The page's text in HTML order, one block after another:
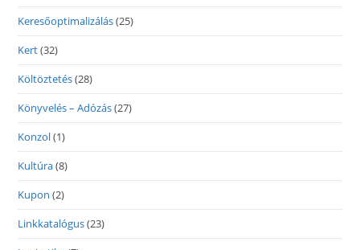
Keresőoptimalizálás(25)
Kert(32)
Költöztetés(28)
Könyvelés – Adózás(27)
Konzol(1)
Kultúra(8)
Kupon (2)
Linkkatalógus(23)